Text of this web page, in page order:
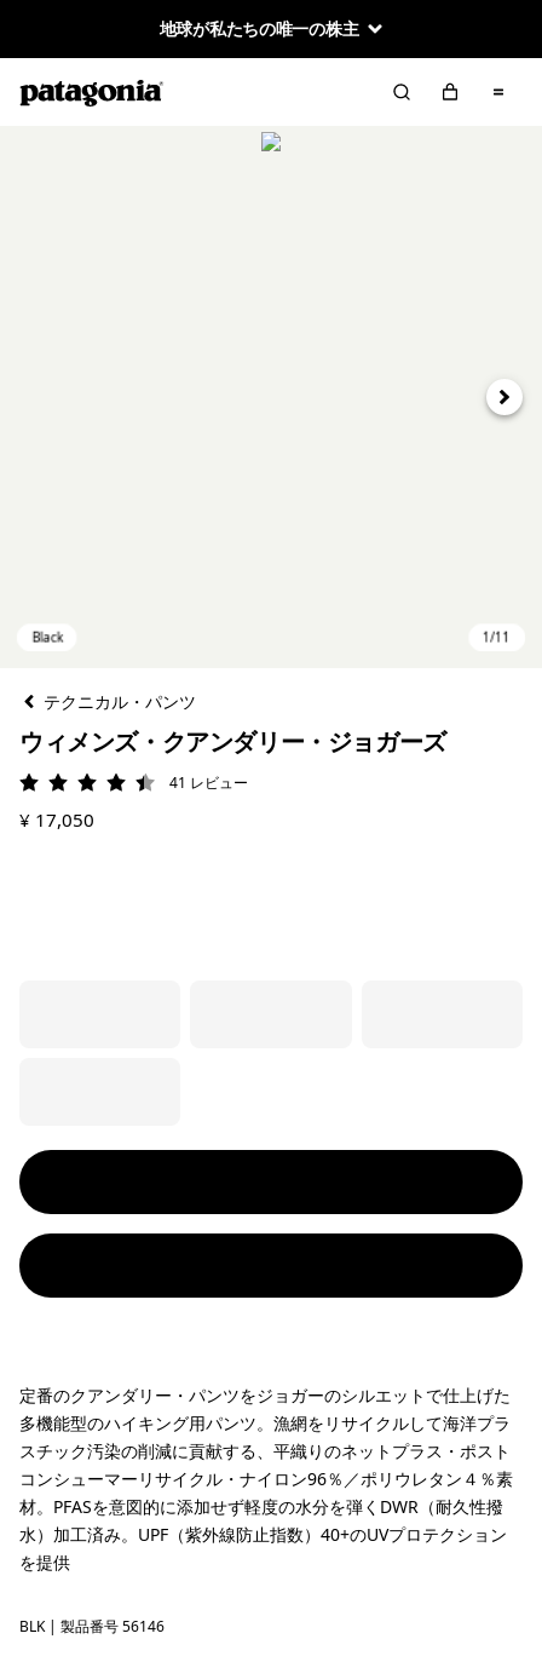
地球が私たちの唯一の株主
次へ
テクニカル・パンツ
ウィメンズ・クアンダリー・ジョガーズ
評価: 4.5 / 5
41 レビュー
¥ 17,050
定番のクアンダリー・パンツをジョガーのシルエットで仕上げた
多機能型のハイキング用パンツ。漁網をリサイクルして海洋プラ
スチック汚染の削減に貢献する、平織りのネットプラス・ポスト
コンシューマーリサイクル・ナイロン96％／ポリウレタン４％素
材。PFASを意図的に添加せず軽度の水分を弾くDWR（耐久性撥
水）加工済み。UPF（紫外線防止指数）40+のUVプロテクション
を提供
Black
BLK | 製品番号 56146